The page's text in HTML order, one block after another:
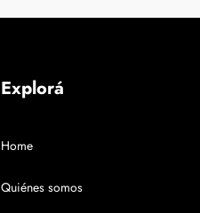
Explorá
Home
Quiénes somos